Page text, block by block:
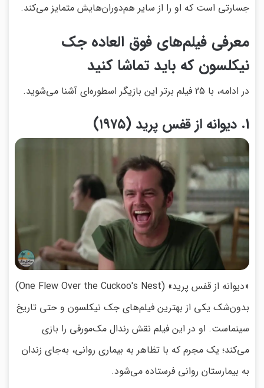
جسارتی است که او را از سایر هم‌دوران‌هایش متمایز می‌کند.
معرفی فیلم‌های فوق العاده جک
نیکلسون که باید تماشا کنید
در ادامه، با 25 فیلم برتر این بازیگر اسطوره‌ای آشنا می‌شوید.
1. دیوانه از قفس پرید (۱۹۷۵)
«دیوانه از قفس پرید» (One Flew Over the Cuckoo's Nest)
بدون‌شک یکی از بهترین فیلم‌های جک نیکلسون و حتی تاریخ
سینماست. او در این فیلم نقش رندال مک‌مورفی را بازی
می‌کند؛ یک مجرم که با تظاهر به بیماری روانی، به‌جای زندان
به بیمارستان روانی فرستاده می‌شود.